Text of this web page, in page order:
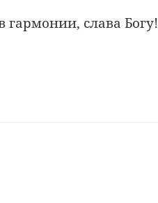
гармонии, слава Богу!